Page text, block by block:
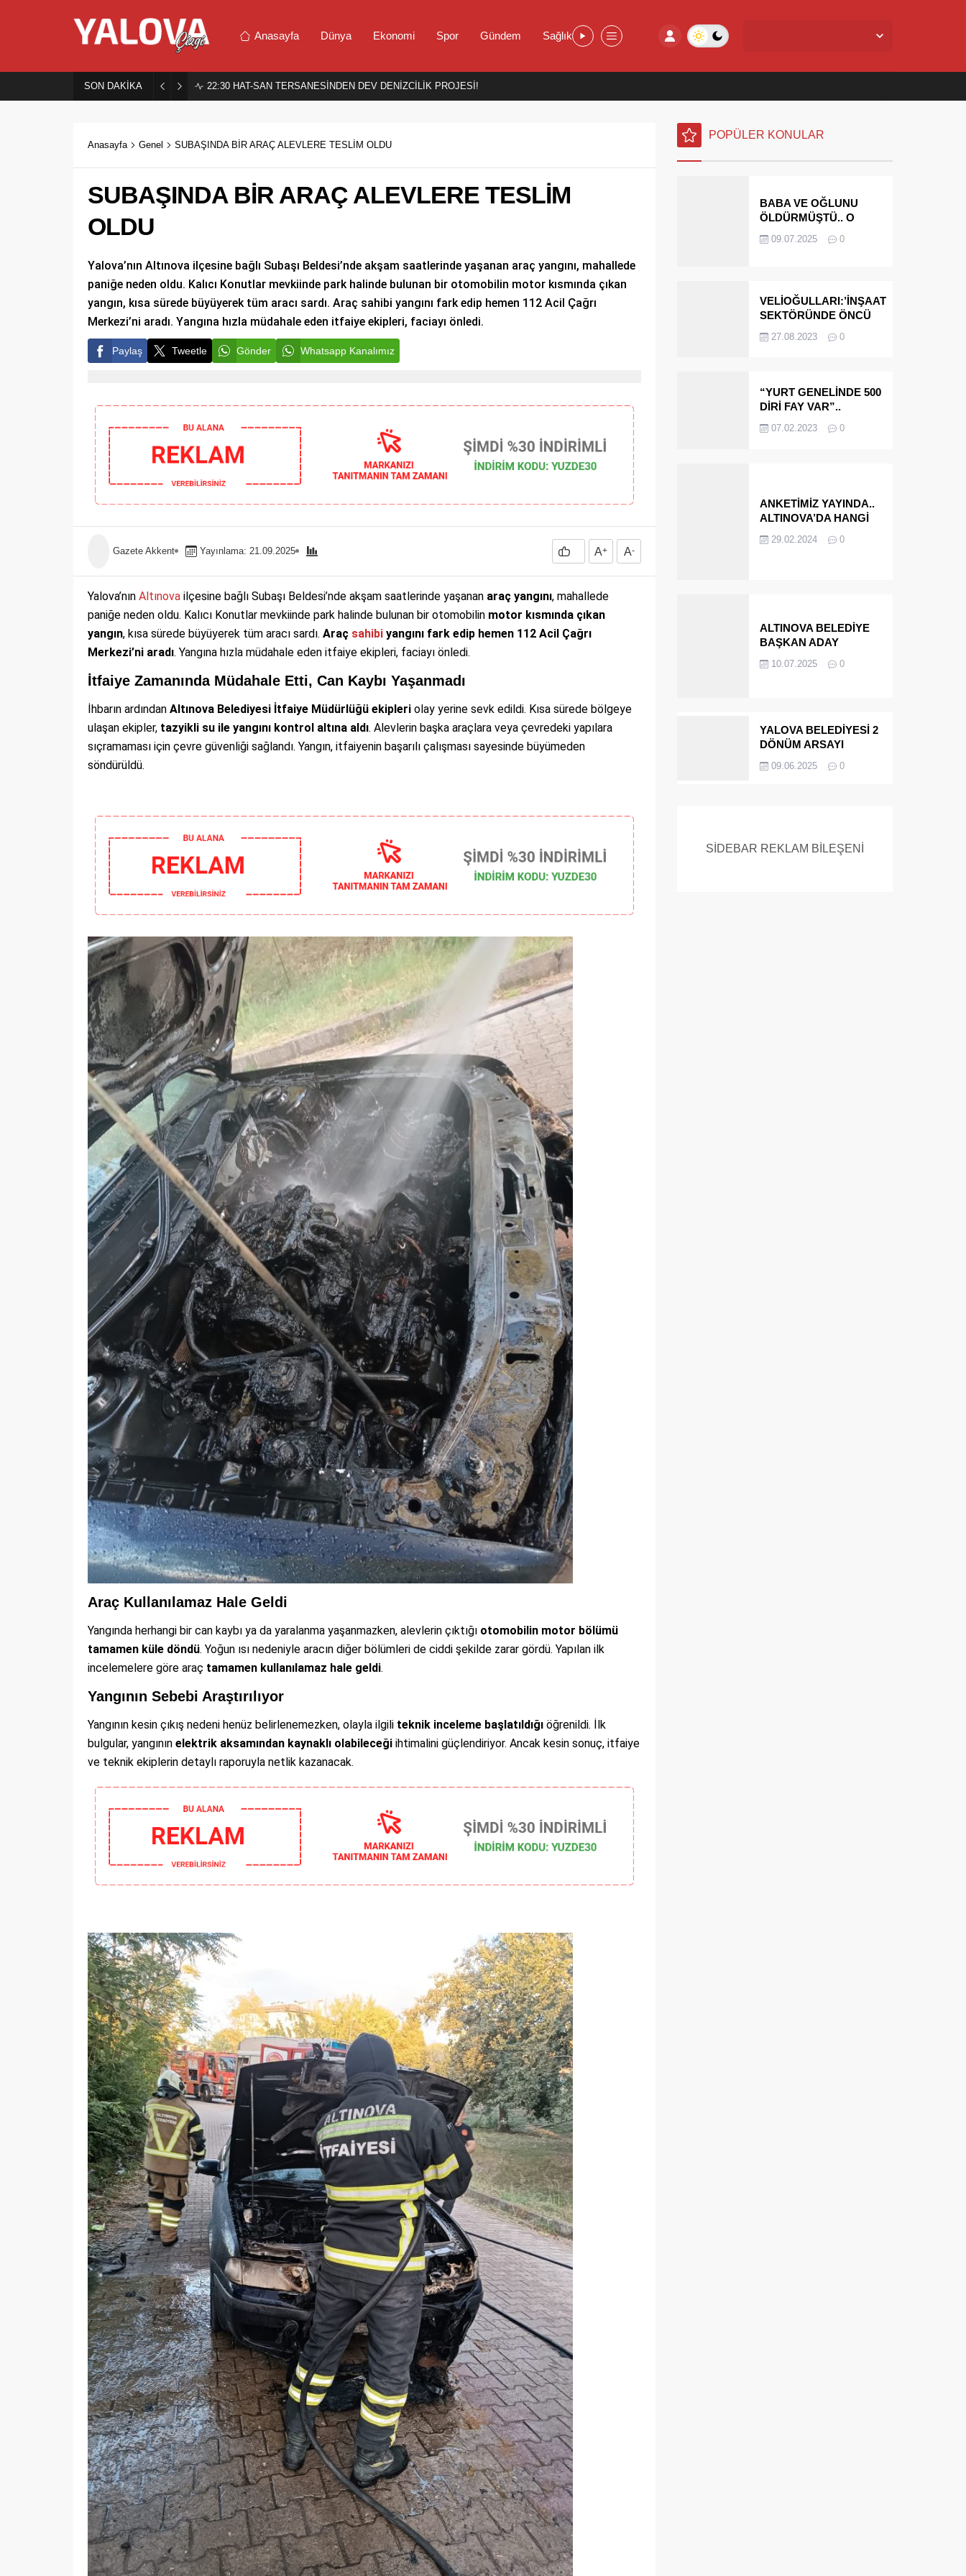
Anasayfa Dünya Ekonomi Spor Gündem Sağlık
SON DAKİKA 22:30 HAT-SAN TERSANESİNDEN DEV DENİZCİLİK PROJESİ!
Anasayfa Genel SUBAŞINDA BİR ARAÇ ALEVLERE TESLİM OLDU
SUBAŞINDA BİR ARAÇ ALEVLERE TESLİM
OLDU
Yalova’nın Altınova ilçesine bağlı Subaşı Beldesi’nde akşam saatlerinde yaşanan araç yangını, mahallede
paniğe neden oldu. Kalıcı Konutlar mevkiinde park halinde bulunan bir otomobilin motor kısmında çıkan
yangın, kısa sürede büyüyerek tüm aracı sardı. Araç sahibi yangını fark edip hemen 112 Acil Çağrı
Merkezi’ni aradı. Yangına hızla müdahale eden itfaiye ekipleri, faciayı önledi.
Paylaş Tweetle Gönder Whatsapp Kanalımız
Gazete Akkent Yayınlama: 21.09.2025 A+ A-
Yalova’nın Altınova ilçesine bağlı Subaşı Beldesi’nde akşam saatlerinde yaşanan araç yangını, mahallede
paniğe neden oldu. Kalıcı Konutlar mevkiinde park halinde bulunan bir otomobilin motor kısmında çıkan
yangın, kısa sürede büyüyerek tüm aracı sardı. Araç sahibi yangını fark edip hemen 112 Acil Çağrı
Merkezi’ni aradı. Yangına hızla müdahale eden itfaiye ekipleri, faciayı önledi.
İtfaiye Zamanında Müdahale Etti, Can Kaybı Yaşanmadı
İhbarın ardından Altınova Belediyesi İtfaiye Müdürlüğü ekipleri olay yerine sevk edildi. Kısa sürede bölgeye
ulaşan ekipler, tazyikli su ile yangını kontrol altına aldı. Alevlerin başka araçlara veya çevredeki yapılara
sıçramaması için çevre güvenliği sağlandı. Yangın, itfaiyenin başarılı çalışması sayesinde büyümeden
söndürüldü.
Araç Kullanılamaz Hale Geldi
Yangında herhangi bir can kaybı ya da yaralanma yaşanmazken, alevlerin çıktığı otomobilin motor bölümü
tamamen küle döndü. Yoğun ısı nedeniyle aracın diğer bölümleri de ciddi şekilde zarar gördü. Yapılan ilk
incelemelere göre araç tamamen kullanılamaz hale geldi.
Yangının Sebebi Araştırılıyor
Yangının kesin çıkış nedeni henüz belirlenemezken, olayla ilgili teknik inceleme başlatıldığı öğrenildi. İlk
bulgular, yangının elektrik aksamından kaynaklı olabileceği ihtimalini güçlendiriyor. Ancak kesin sonuç, itfaiye
ve teknik ekiplerin detaylı raporuyla netlik kazanacak.
POPÜLER KONULAR
BABA VE OĞLUNU
ÖLDÜRMÜŞTÜ.. O
MİRASÇILARI
09.07.2025 0
VELİOĞULLARI:’İNŞAAT
SEKTÖRÜNDE ÖNCÜ
EDECEĞİZ’
27.08.2023 0
“YURT GENELİNDE 500
DİRİ FAY VAR”..
ÇINARCIK..
07.02.2023 0
ANKETİMİZ YAYINDA..
ALTINOVA’DA HANGİ
BAŞKANI OLARAK
29.02.2024 0
ALTINOVA BELEDİYE
BAŞKAN ADAY
MÜEBBET ALDI FİRAR
10.07.2025 0
YALOVA BELEDİYESİ 2
DÖNÜM ARSAYI
09.06.2025 0
SİDEBAR REKLAM BİLEŞENİ